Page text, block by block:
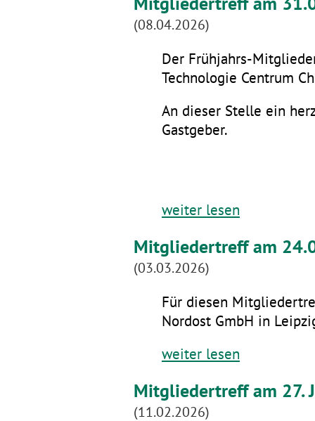
(08.04.2026)
Der Frühjahrs-
Technologie Centrum
An dieser Stelle ein
Gastgeber.
weiter lesen
Mitgliedertreff am
(03.03.2026)
Für diesen
Nordost GmbH in
weiter lesen
Mitgliedertreff am 27.
(11.02.2026)